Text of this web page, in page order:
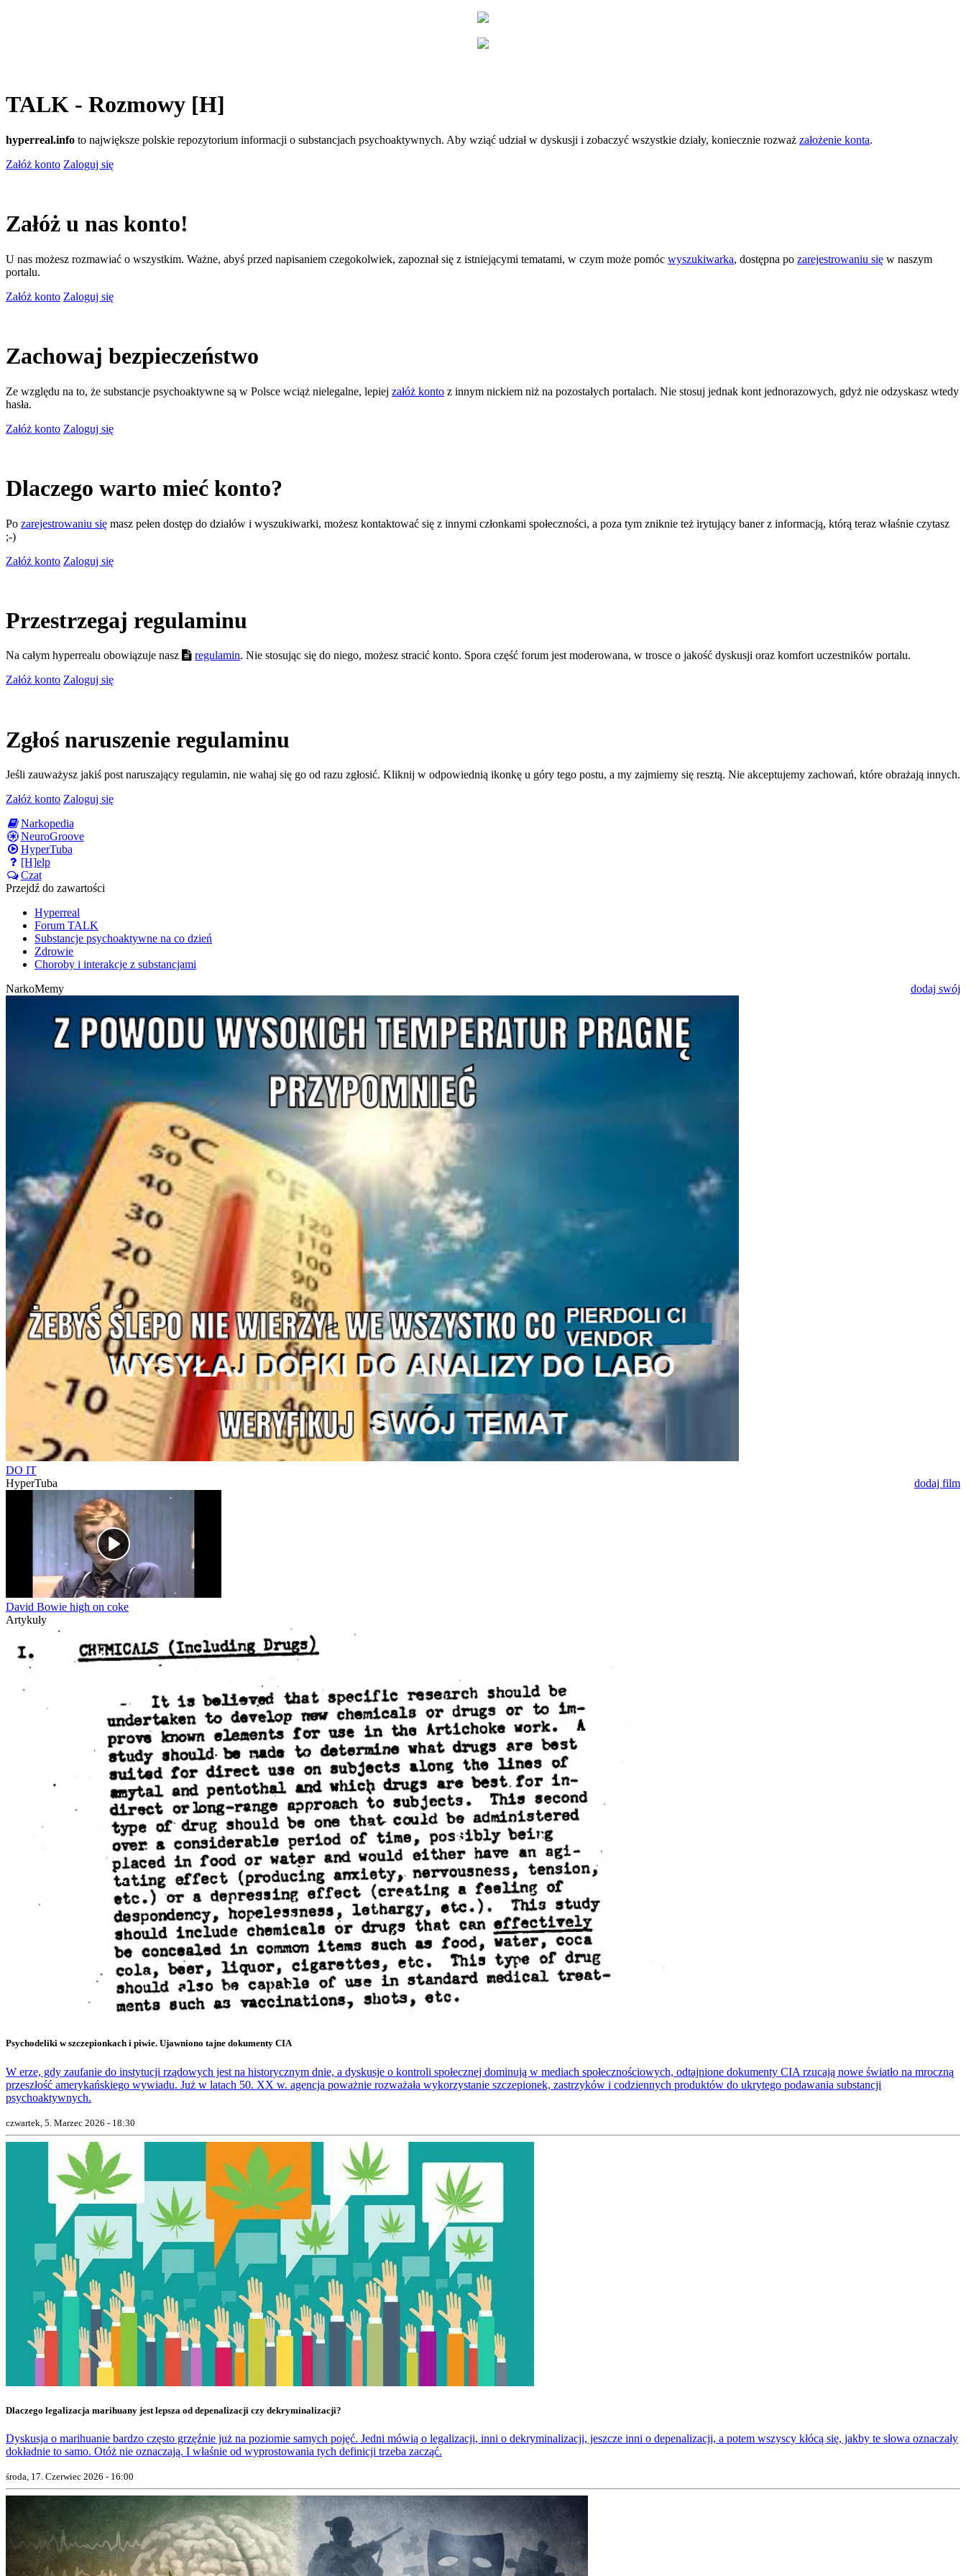
TALK - Rozmowy [H]
hyperreal.info to największe polskie repozytorium informacji o substancjach psychoaktywnych. Aby wziąć udział w dyskusji i zobaczyć wszystkie działy, koniecznie rozważ założenie konta.
Załóż konto Zaloguj się
Załóż u nas konto!
U nas możesz rozmawiać o wszystkim. Ważne, abyś przed napisaniem czegokolwiek, zapoznał się z istniejącymi tematami, w czym może pomóc wyszukiwarka, dostępna po zarejestrowaniu się w naszym
portalu.
Załóż konto Zaloguj się
Zachowaj bezpieczeństwo
Ze względu na to, że substancje psychoaktywne są w Polsce wciąż nielegalne, lepiej załóż konto z innym nickiem niż na pozostałych portalach. Nie stosuj jednak kont jednorazowych, gdyż nie odzyskasz wtedy
hasła.
Załóż konto Zaloguj się
Dlaczego warto mieć konto?
Po zarejestrowaniu się masz pełen dostęp do działów i wyszukiwarki, możesz kontaktować się z innymi członkami społeczności, a poza tym zniknie też irytujący baner z informacją, którą teraz właśnie czytasz
;-)
Załóż konto Zaloguj się
Przestrzegaj regulaminu
Na całym hyperrealu obowiązuje nasz regulamin. Nie stosując się do niego, możesz stracić konto. Spora część forum jest moderowana, w trosce o jakość dyskusji oraz komfort uczestników portalu.
Załóż konto Zaloguj się
Zgłoś naruszenie regulaminu
Jeśli zauważysz jakiś post naruszający regulamin, nie wahaj się go od razu zgłosić. Kliknij w odpowiednią ikonkę u góry tego postu, a my zajmiemy się resztą. Nie akceptujemy zachowań, które obrażają innych.
Załóż konto Zaloguj się
Narkopedia
NeuroGroove
HyperTuba
[H]elp
Czat
Przejdź do zawartości
Hyperreal
Forum TALK
Substancje psychoaktywne na co dzień
Zdrowie
Choroby i interakcje z substancjami
NarkoMemy
dodaj swój
DO IT
HyperTuba
dodaj film
David Bowie high on coke
Artykuły
Psychodeliki w szczepionkach i piwie. Ujawniono tajne dokumenty CIA
W erze, gdy zaufanie do instytucji rządowych jest na historycznym dnie, a dyskusje o kontroli społecznej dominują w mediach społecznościowych, odtajnione dokumenty CIA rzucają nowe światło na mroczną
przeszłość amerykańskiego wywiadu. Już w latach 50. XX w. agencja poważnie rozważała wykorzystanie szczepionek, zastrzyków i codziennych produktów do ukrytego podawania substancji
psychoaktywnych.
czwartek, 5. Marzec 2026 - 18:30
Dlaczego legalizacja marihuany jest lepsza od depenalizacji czy dekryminalizacji?
Dyskusja o marihuanie bardzo często grzęźnie już na poziomie samych pojęć. Jedni mówią o legalizacji, inni o dekryminalizacji, jeszcze inni o depenalizacji, a potem wszyscy kłócą się, jakby te słowa oznaczały
dokładnie to samo. Otóż nie oznaczają. I właśnie od wyprostowania tych definicji trzeba zacząć.
środa, 17. Czerwiec 2026 - 16:00